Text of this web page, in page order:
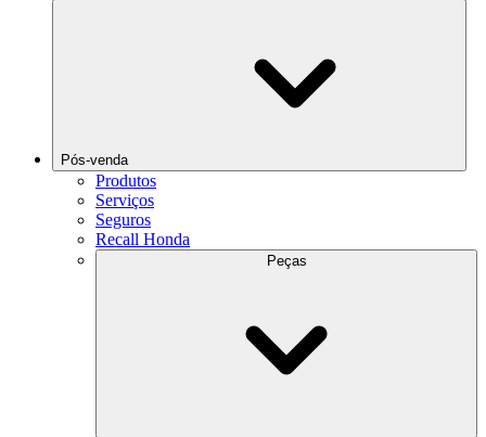
Pós-venda
Produtos
Serviços
Seguros
Recall Honda